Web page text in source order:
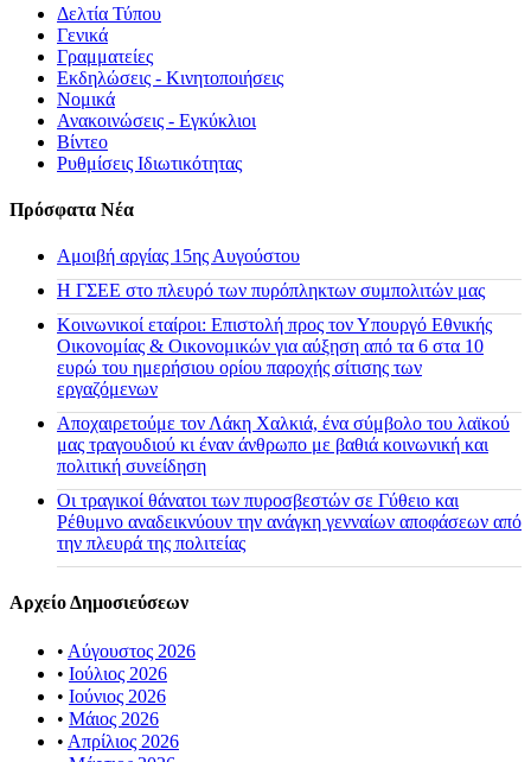
Δελτία Τύπου
Γενικά
Γραμματείες
Εκδηλώσεις - Κινητοποιήσεις
Νομικά
Ανακοινώσεις - Εγκύκλιοι
Βίντεο
Ρυθμίσεις Ιδιωτικότητας
Πρόσφατα Νέα
Αμοιβή αργίας 15ης Αυγούστου
H ΓΣΕΕ στο πλευρό των πυρόπληκτων συμπολιτών μας
Κοινωνικοί εταίροι: Επιστολή προς τον Υπουργό Εθνικής
Οικονομίας & Οικονομικών για αύξηση από τα 6 στα 10
ευρώ του ημερήσιου ορίου παροχής σίτισης των
εργαζόμενων
Αποχαιρετούμε τον Λάκη Χαλκιά, ένα σύμβολο του λαϊκού
μας τραγουδιού κι έναν άνθρωπο με βαθιά κοινωνική και
πολιτική συνείδηση
Οι τραγικοί θάνατοι των πυροσβεστών σε Γύθειο και
Ρέθυμνο αναδεικνύουν την ανάγκη γενναίων αποφάσεων από
την πλευρά της πολιτείας
Αρχείο Δημοσιεύσεων
• Αύγουστος 2026
• Ιούλιος 2026
• Ιούνιος 2026
• Μάιος 2026
• Απρίλιος 2026